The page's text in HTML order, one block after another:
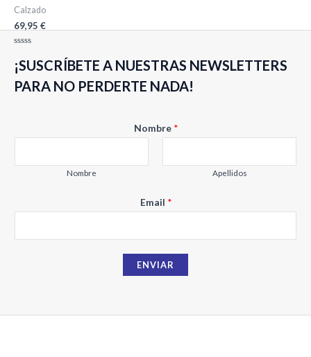
Calzado
69,95 €
con
0
5
5
¡SUSCRÍBETE A NUESTRAS NEWSLETTERS
PARA NO PERDERTE NADA!
m
N
m
b
r
Nombre *
Nombre Apellidos
Email *
ENVIAR